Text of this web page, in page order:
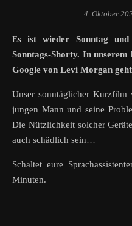
4. Oktober
Es ist wieder Sonntag und damit Zeit für unseren YoT-
Sonntags-Shorty. In
Google von Levi Morgan
Unser sonntäglicher
jungen Mann und seine
Die Nützlichkeit solcher
auch schädlich sein…
Schaltet eure
Minuten.